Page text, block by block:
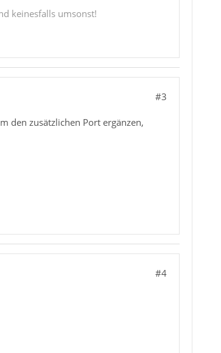
keinesfalls umsonst!
#3
den zusätzlichen Port ergänzen,
#4